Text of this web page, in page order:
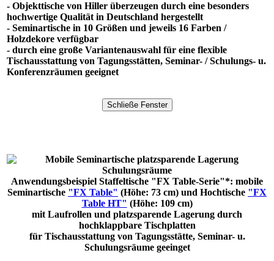
- Objekttische von Hiller überzeugen durch eine besonders
hochwertige Qualität in Deutschland hergestellt
- Seminartische in 10 Größen und jeweils 16 Farben /
Holzdekore verfügbar
- durch eine große Variantenauswahl für eine flexible
Tischausstattung von Tagungsstätten, Seminar- / Schulungs- u.
Konferenzräumen geeignet
Anwendungsbeispiel Staffeltische "FX Table-Serie"*: mobile
Seminartische "FX Table" (Höhe: 73 cm) und Hochtische "FX
Table HT" (Höhe: 109 cm)
mit Laufrollen und platzsparende Lagerung durch
hochklappbare Tischplatten
für Tischausstattung von Tagungsstätte, Seminar- u.
Schulungsräume geeinget